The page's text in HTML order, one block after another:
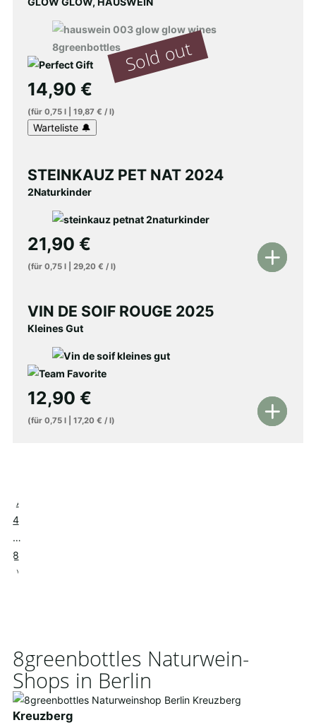
14,90 €
(für 0,75 l| 19,87 € / l)
STEINKAUZ PET NAT 2024
2Naturkinder
21,90 €
(für 0,75 l| 29,20 € / l)
In
VIN DE SOIF ROUGE 2025
Kleines Gut
12,90 €
(für 0,75 l| 17,20 € / l)
In
3
4
…
8
9
8greenbottles Naturwein-
Shops in Berlin
Kreuzberg